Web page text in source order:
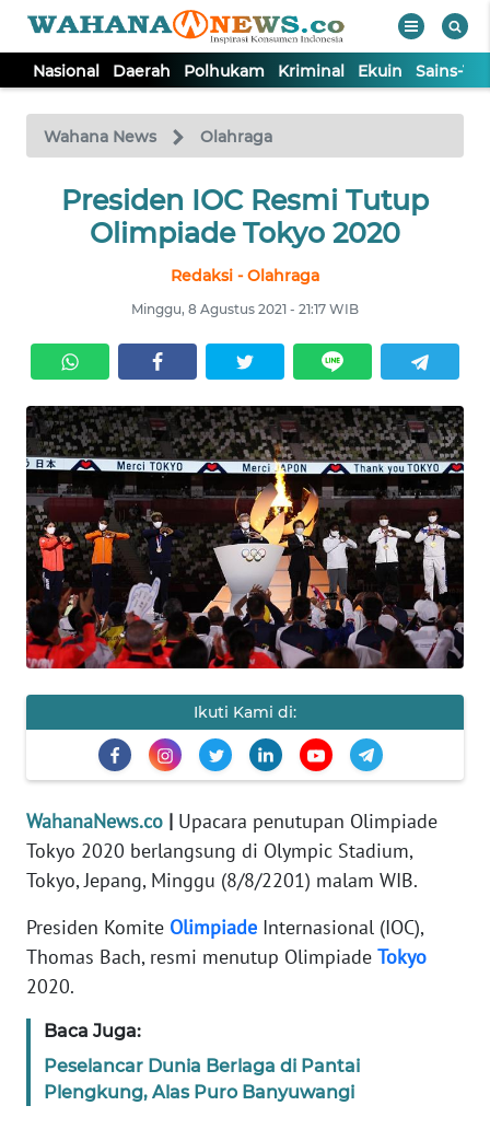
Nasional Daerah Polhukam Kriminal Ekuin Sains-
Wahana News Olahraga
Presiden IOC Resmi Tutup
Olimpiade Tokyo 2020
Redaksi - Olahraga
Minggu, 8 Agustus 2021 - 21:17 WIB
Ikuti Kami di:
WahanaNews.co | Upacara penutupan Olimpiade
Tokyo 2020 berlangsung di Olympic Stadium,
Tokyo, Jepang, Minggu (8/8/2201) malam WIB.
Presiden Komite Olimpiade Internasional (IOC),
Thomas Bach, resmi menutup Olimpiade Tokyo
2020.
Baca Juga:
Peselancar Dunia Berlaga di Pantai
Plengkung, Alas Puro Banyuwangi
TV
Tutup
NASIONAL
KRIMINAL
EKUIN
SAINS-TEKNO
KESEHATAN
INTERNASIONAL
PENDIDIKAN
OLAHRAGA
OPINI
EDITORIAL
Informasi
INDEKS
BERITA